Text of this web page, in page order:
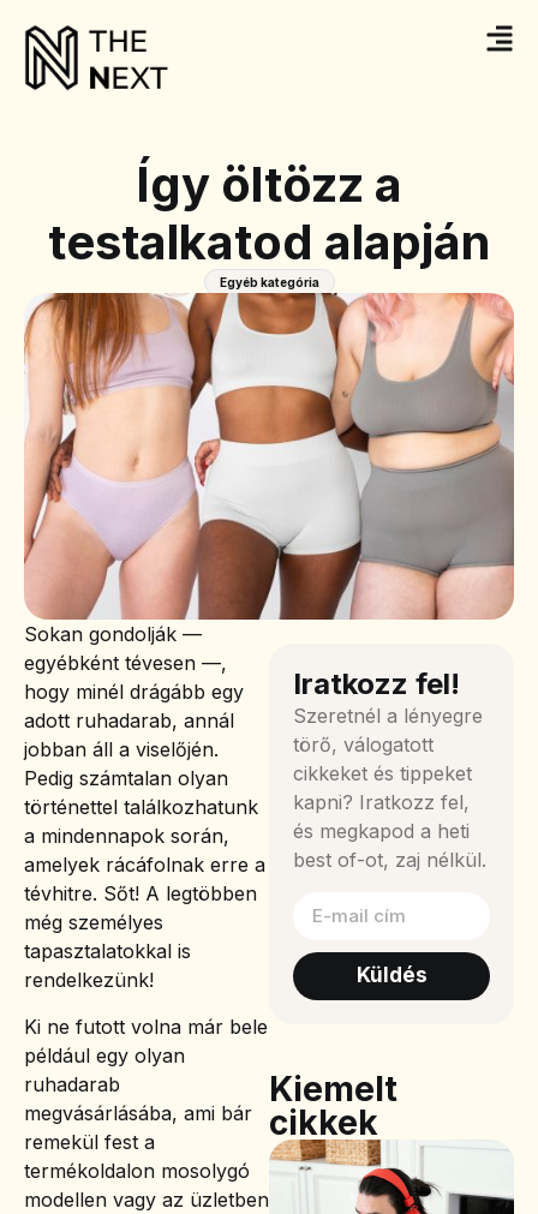
Így öltözz a
testalkatod alapján
Egyéb kategória
Sokan gondolják —
egyébként tévesen —,
hogy minél drágább egy
adott ruhadarab, annál
jobban áll a viselőjén.
Pedig számtalan olyan
történettel találkozhatunk
a mindennapok során,
amelyek rácáfolnak erre a
tévhitre. Sőt! A legtöbben
még személyes
tapasztalatokkal is
rendelkezünk!
Ki ne futott volna már bele
például egy olyan
ruhadarab
megvásárlásába, ami bár
remekül fest a
termékoldalon mosolygó
modellen vagy az üzletben
Iratkozz fel!
Szeretnél a lényegre
törő, válogatott
cikkeket és tippeket
kapni? Iratkozz fel,
és megkapod a heti
best of-ot, zaj nélkül.
Küldés
Kiemelt
cikkek